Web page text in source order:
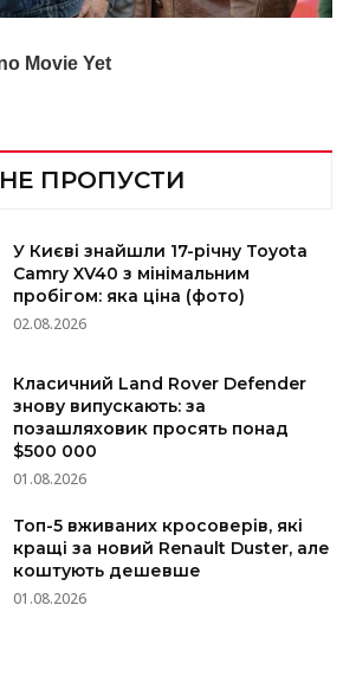
НЕ ПРОПУСТИ
У Києві знайшли 17-річну Toyota
Camry XV40 з мінімальним
пробігом: яка ціна (фото)
02.08.2026
Класичний Land Rover Defender
знову випускають: за
позашляховик просять понад
$500 000
01.08.2026
Топ-5 вживаних кросоверів, які
кращі за новий Renault Duster, але
коштують дешевше
01.08.2026